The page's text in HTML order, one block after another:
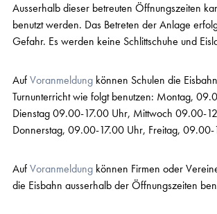
Ausserhalb dieser betreuten Öffnungszeiten
benutzt werden. Das Betreten der Anlage
Gefahr. Es werden keine Schlittschuhe und
AufVoranmeldungkönnen Schulen die
Turnunterricht wie folgt benutzen: Montag,
Dienstag 09.00-17.00 Uhr, Mittwoch 09.00-
Donnerstag, 09.00-17.00 Uhr, Freitag,
AufVoranmeldungkönnen Firmen oder
die Eisbahn ausserhalb der Öffnungszeiten